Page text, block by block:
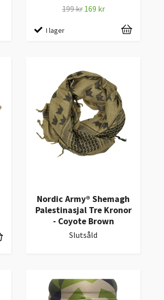
199 kr 169 kr
I lager
Nordic Army® Shemagh
Palestinasjal Tre Kronor
- Coyote Brown
Slutsåld